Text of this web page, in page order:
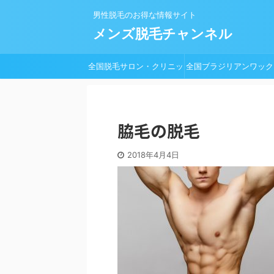
男性脱毛のお得な情報サイト
メンズ脱毛チャンネル
全国脱毛サロン・クリニッ 全国ブラジリアンワッ
脇毛の脱毛
2018年4月4日